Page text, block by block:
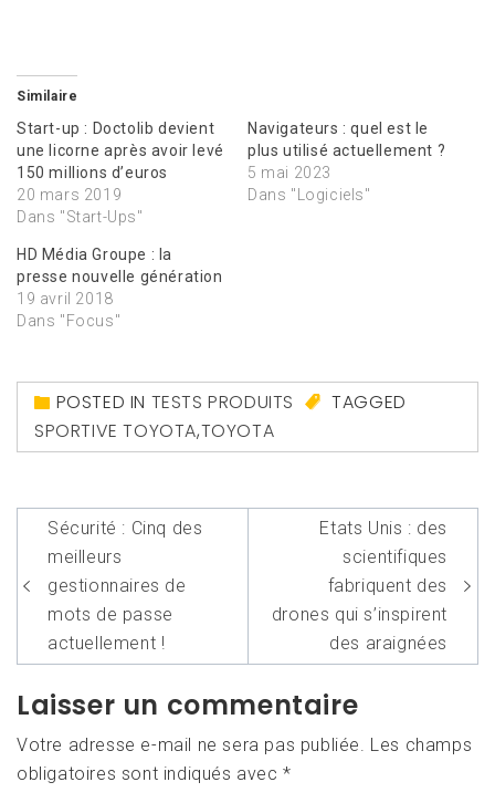
Similaire
Start-up : Doctolib devient
une licorne après avoir levé
150 millions d’euros
20 mars 2019
Dans "Start-Ups"
Navigateurs : quel est le
plus utilisé actuellement ?
5 mai 2023
Dans "Logiciels"
HD Média Groupe : la
presse nouvelle génération
19 avril 2018
Dans "Focus"
POSTED IN TESTS PRODUITS
TAGGED
SPORTIVE TOYOTA,TOYOTA
Navigation
de
l’article
Sécurité : Cinq des
meilleurs
gestionnaires de
mots de passe
actuellement !
Etats Unis : des
scientifiques
fabriquent des
drones qui s’inspirent
des araignées
Laisser un commentaire
Votre adresse e-mail ne sera pas publiée.
Les champs
obligatoires sont indiqués avec*